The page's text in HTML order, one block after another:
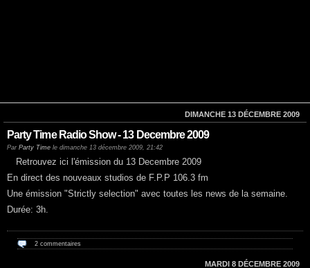
DIMANCHE 13 DÉCEMBRE 2009
Party Time Radio Show - 13 Decembre 2009
Par Party Time le dimanche 13 décembre 2009, 21:42
Retrouvez ici l'émission du 13 Decembre 2009
En direct des nouveaux studios de F.P.P 106.3 fm
Une émission "Strictly selection" avec toutes les news de la semaine.
Durée: 3h.
2 commentaires
MARDI 8 DÉCEMBRE 2009